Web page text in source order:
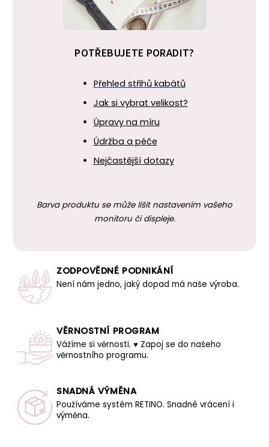
POTŘEBUJETE PORADIT?
Přehled střihů kabátů
Jak si vybrat velikost?
Úpravy na míru
Údržba a péče
Nejčastější dotazy
Barva produktu se může lišit nastavením vašeho
monitoru či displeje.
ZODPOVĚDNÉ PODNIKÁNÍ
Není nám jedno, jaký dopad má naše výroba.
VĚRNOSTNÍ PROGRAM
Vážíme si věrnosti. ♥ Zapoj se do našeho
věrnostního programu.
SNADNÁ VÝMĚNA
Používáme systém RETINO. Snadné vrácení i
výměna.